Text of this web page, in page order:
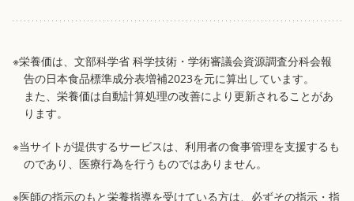
※栄養価は、文部科学省 科学技術・学術審議会資源調査分科会報
告の日本食品標準成分表増補2023を元に算出しています。
また、栄養価は自動計算処理の改善により更新されることがあ
ります。
※当サイトが提供するサービスは、利用者の食事管理を支援するも
のであり、医療行為を行うものではありません。
※医師の指示のもと栄養指導を受けている方は、必ずその指示・指